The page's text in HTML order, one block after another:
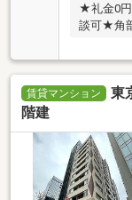
★礼金0
談可★角
賃貸マンション
東
階建